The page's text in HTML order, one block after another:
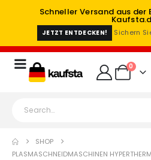
Schneller Versand aus der
JETZT ENTDECKEN! Sichern
0
SHOP
PLASMASCHNEIDMASCHINEN HYPERTHERM